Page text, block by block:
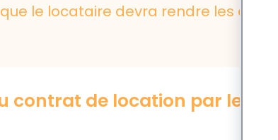
le locataire devra rendre les clés.
contrat de location par le